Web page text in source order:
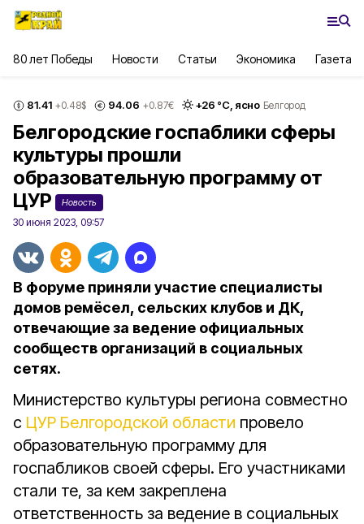
80 лет Победы Новости Статьи Экономика Газета
81.41 +0.48$ 94.06 +0.87€ +26 °С, ясно Белгород
Белгородские госпаблики сферы
культуры прошли
образовательную программу от
ЦУР
Новость
30 июня 2023, 09:57
В форуме приняли участие специалисты
домов ремёсел, сельских клубов и ДК,
отвечающие за ведение официальных
сообществ организаций в социальных
сетях.
Министерство культуры региона совместно
с ЦУР Белгородской области провело
образовательную программу для
госпабликов своей сферы. Его участниками
стали те, за кем закреплена
ответственность за ведение в социальных